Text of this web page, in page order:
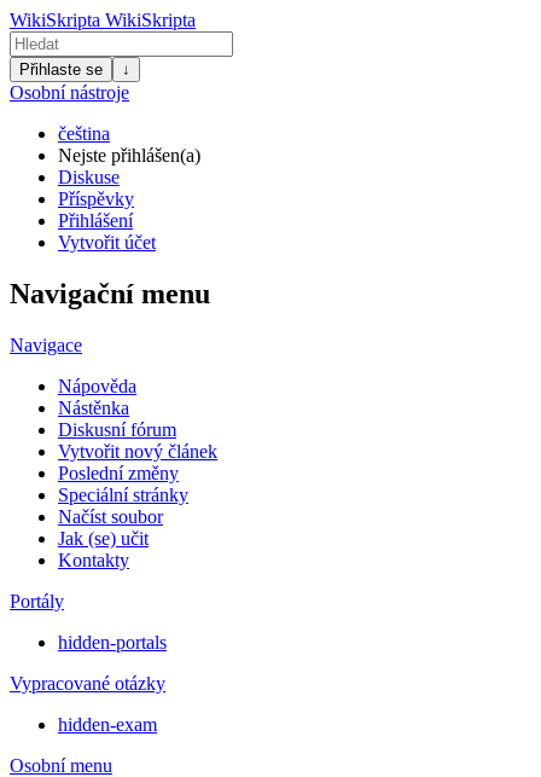
WikiSkripta WikiSkripta
Přihlaste se ↓
Osobní nástroje
čeština
Nejste přihlášen(a)
Diskuse
Příspěvky
Přihlášení
Vytvořit účet
Navigační menu
Navigace
Nápověda
Nástěnka
Diskusní fórum
Vytvořit nový článek
Poslední změny
Speciální stránky
Načíst soubor
Jak (se) učit
Kontakty
Portály
hidden-portals
Vypracované otázky
hidden-exam
Osobní menu